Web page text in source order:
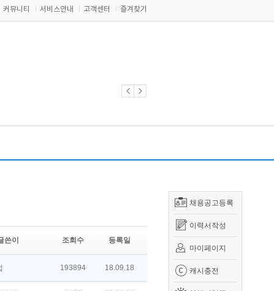
커뮤니티 서비스안내 고객센터 즐겨찾기
채용공고등록
이력서작성
마이페이지
캐시충전
쓴이 조회수 등록일
193894 18.09.18